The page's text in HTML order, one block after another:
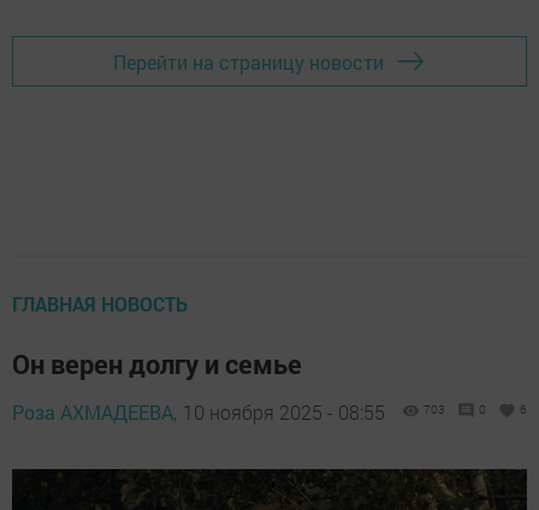
Перейти на страницу новости
ГЛАВНАЯ НОВОСТЬ
Он верен долгу и семье
Роза АХМАДЕЕВА, 10 ноября 2025 - 08:55 703 0 6